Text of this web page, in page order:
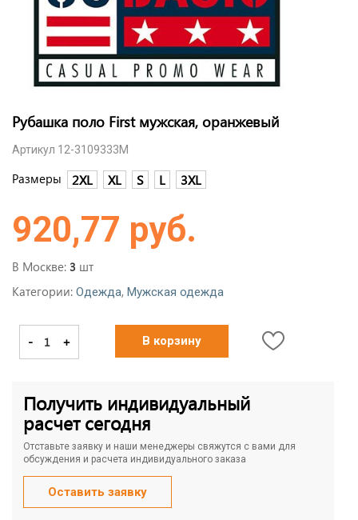
Рубашка поло First мужская, оранжевый
Артикул 12-3109333M
Размеры 2XL XL S L 3XL
920,77 руб.
В Москве: 3 шт
Категории: Одежда, Мужская одежда
- + В корзину
Получить индивидуальный
расчет сегодня
Отставьте заявку и наши менеджеры свяжутся с вами для
обсуждения и расчета индивидуального заказа
Оставить заявку